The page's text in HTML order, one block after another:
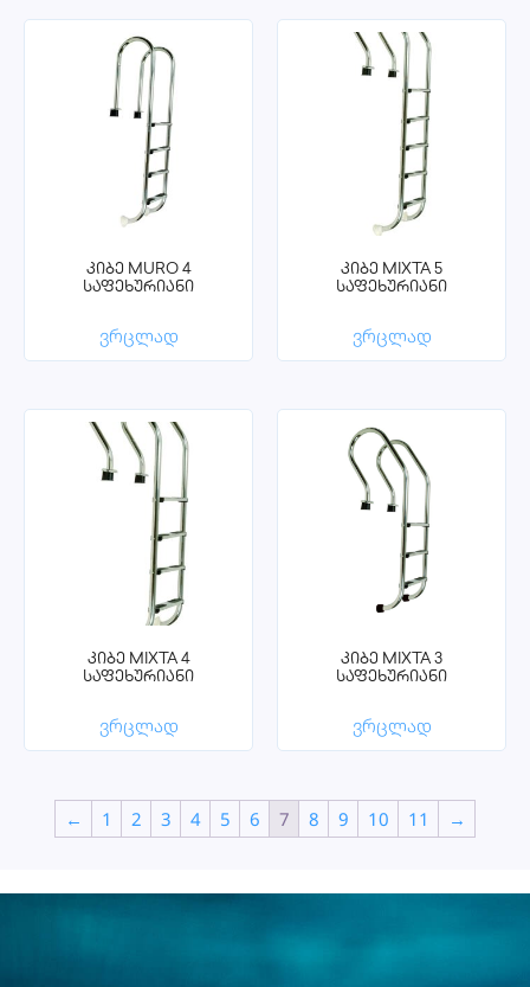
კიბე MURO 4
საფეხურიანი
ვრცლად
კიბე MIXTA 5
საფეხურიანი
ვრცლად
კიბე MIXTA 4
საფეხურიანი
ვრცლად
კიბე MIXTA 3
საფეხურიანი
ვრცლად
← 1 2 3 4 5 6 7 8 9 10 11 →